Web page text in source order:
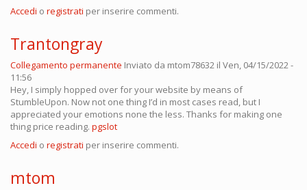
Accedi o registrati per inserire commenti.
Trantongray
Collegamento permanente Inviato da mtom78632 il Ven, 04/15/2022 -
11:56
Hey, I simply hopped over for your website by means of
StumbleUpon. Now not one thing I’d in most cases read, but I
appreciated your emotions none the less. Thanks for making one
thing price reading. pgslot
Accedi o registrati per inserire commenti.
mtom